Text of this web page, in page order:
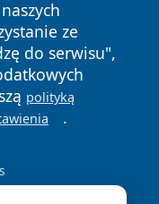
ze
do serwisu",
polityką
.
Polityka
Cookies